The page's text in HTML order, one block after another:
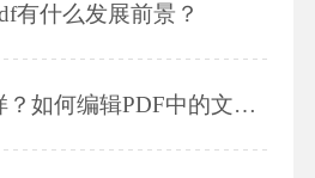
有什么发展前景？
pdf编辑版怎么样？如何编辑PDF中的文字？